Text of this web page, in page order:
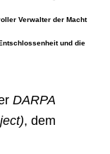
Verwalter der Macht
und die
DARPA
, dem